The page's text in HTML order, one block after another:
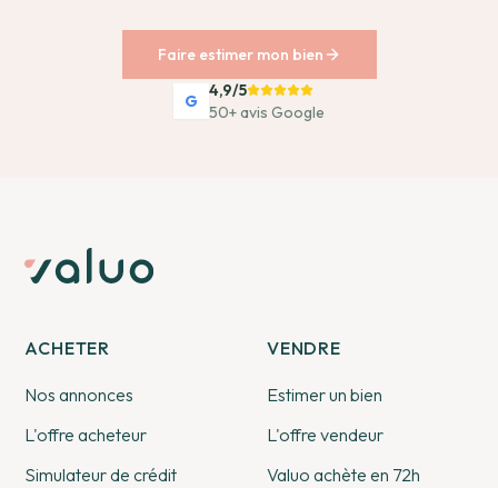
Faire estimer mon bien
G
4,9/5
50+ avis Google
ACHETER
Nos annonces
L'offre acheteur
Simulateur de crédit
VENDRE
Estimer un bien
L'offre vendeur
Valuo achète en 72h